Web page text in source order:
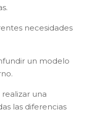
necesidades
un modelo
una
las diferencias